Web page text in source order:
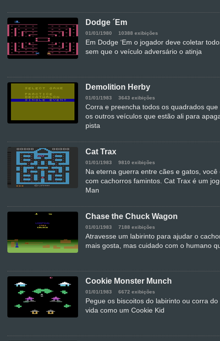
Dodge ´Em
01/01/1980 10388 exibições
Em Dodge ‘Em o jogador deve coletar
sem que o veículo adversário o atinja
Demolition Herby
01/01/1983 3643 exibições
Corra e preencha todos os quadrados
os outros veículos que estão ali para
pista
Cat Trax
01/01/1983 9810 exibições
Na eterna guerra entre cães e gatos,
com cachorros famintos. Cat Trax é um
Man
Chase the Chuck Wagon
01/01/1983 7188 exibições
Atravesse um labirinto para ajudar o
mais gosta, mas cuidado com o humano
Cookie Monster Munch
01/01/1983 6672 exibições
Pegue os biscoitos do labirinto ou corra
vida como um Cookie Kid